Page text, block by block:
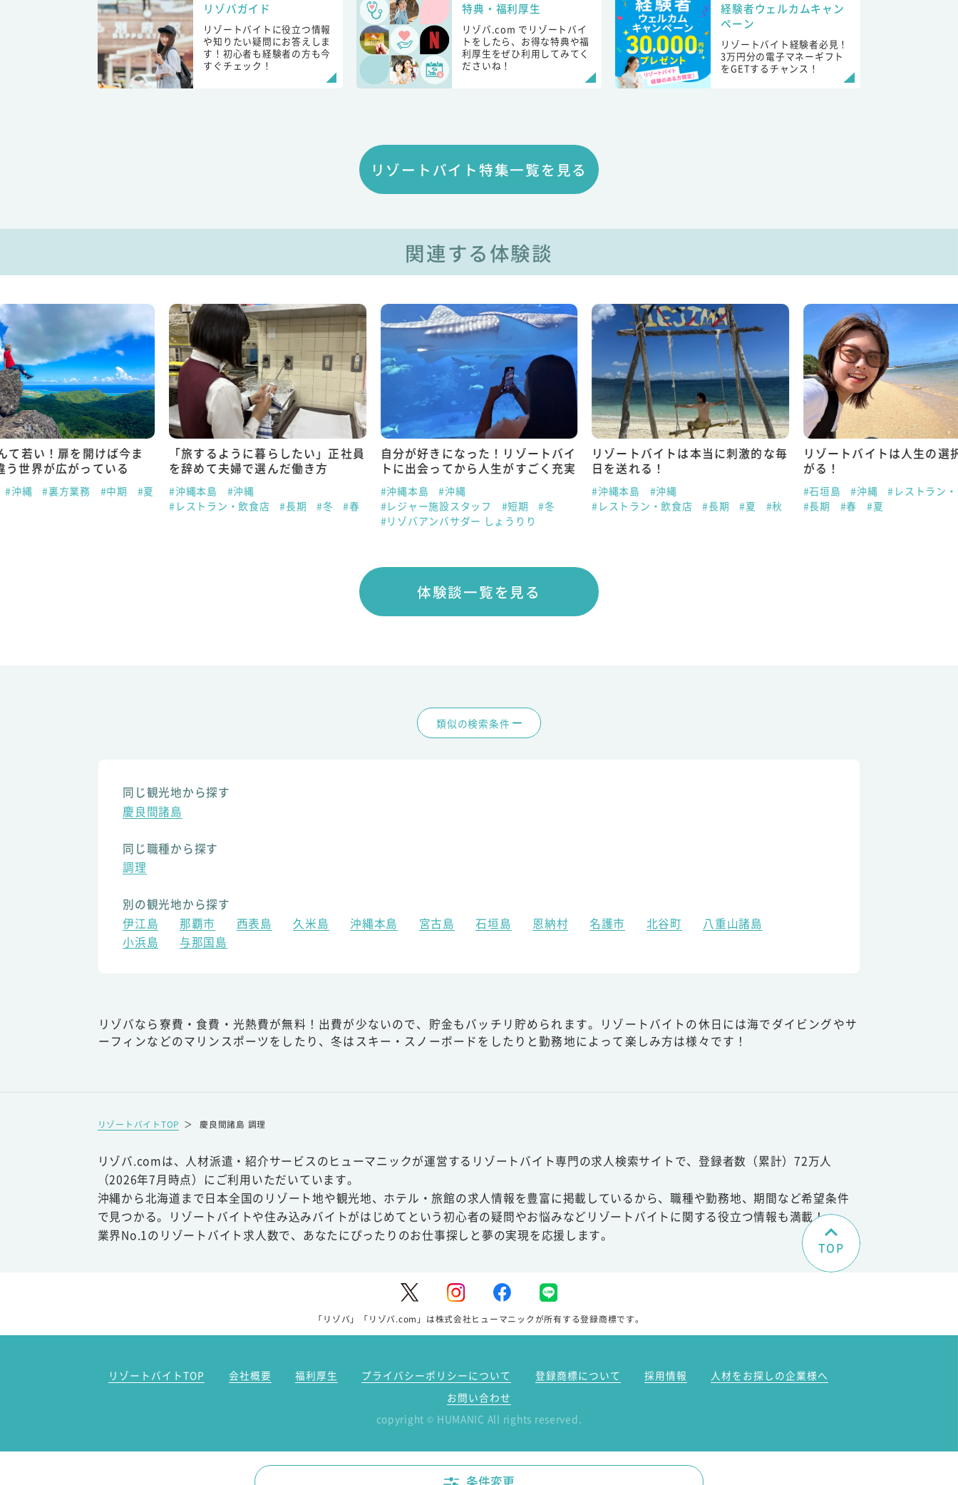
リゾバガイド
リゾートバイトに役立つ情報
や知りたい疑問にお答えしま
す！初心者も経験者の方も今
すぐチェック！
特典・福利厚生
リゾバ.com でリゾートバイ
トをしたら、お得な特典や福
利厚生をぜひ利用してみてく
ださいね！
経験者ウェルカムキャン
ペーン
リゾートバイト経験者必見！
3万円分の電子マネーギフト
をGETするチャンス！
リゾートバイト特集一覧を見る
関連する体験談
て若い！扉を開けば今ま
う世界が広がっている
#沖縄 #裏方業務 #中期 #夏
「旅するように暮らしたい」正社員
を辞めて夫婦で選んだ働き方
#沖縄本島
#沖縄
#レストラン・飲食店
#長期 #冬 #春
自分が好きになった！リゾートバイ
トに出会ってから人生がすごく充実
#沖縄本島
#沖縄
#レジャー施設スタッフ
#短期
#冬
#リゾバアンバサダー しょうりり
リゾートバイトは本当に刺激的な毎
日を送れる！
#沖縄本島
#沖縄
#レストラン・飲食店
#長期 #夏 #秋
リゾートバイトは人生の選
がる！
#石垣島 #沖縄
#レストラン
#長期
#春 #夏
体験談一覧を見る
類似の検索条件
同じ観光地から探す
慶良間諸島
同じ職種から探す
調理
別の観光地から探す
伊江島
那覇市 西表島 久米島 沖縄本島 宮古島 石垣島 恩納村 名護市 北谷町
八重山諸島
小浜島
与那国島
リゾバなら寮費・食費・光熱費が無料！出費が少ないので、貯金もバッチリ貯められます。リゾートバイトの休日には海でダイビングやサ
ーフィンなどのマリンスポーツをしたり、冬はスキー・スノーボードをしたりと勤務地によって楽しみ方は様々です！
リゾートバイトTOP ＞ 慶良間諸島 調理
リゾバ.comは、人材派遣・紹介サービスのヒューマニックが運営するリゾートバイト専門の求人検索サイトで、登録者数（累計）72万人
（2026年7月時点）にご利用いただいています。
沖縄から北海道まで日本全国のリゾート地や観光地、ホテル・旅館の求人情報を豊富に掲載しているから、職種や勤務地、期間など希望条件
で見つかる。リゾートバイトや住み込みバイトがはじめてという初心者の疑問やお悩みなどリゾートバイトに関する役立つ情報も満載！
業界No.1のリゾートバイト求人数で、あなたにぴったりのお仕事探しと夢の実現を応援します。
TOP
「リゾバ」「リゾバ.com」は株式会社ヒューマニックが所有する登録商標です。
リゾートバイトTOP 会社概要 福利厚生 プライバシーポリシーについて 登録商標について 採用情報
人材をお探しの企業様へ
お問い合わせ
copyright © HUMANIC All rights reserved.
条件変更